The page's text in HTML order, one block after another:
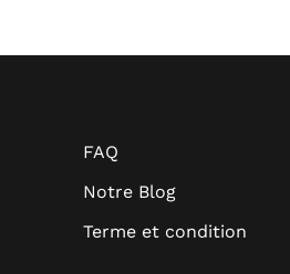
FAQ
Notre Blog
Terme et condition